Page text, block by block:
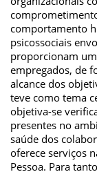
comportamento
psicossociais
proporcionam
empregados, de
alcance dos
teve como tema
objetiva-se
presentes no
saúde dos
oferece serviços
Pessoa. Para